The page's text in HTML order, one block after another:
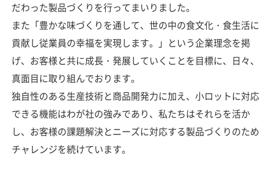
だわった製品づくりを行ってまいりました。
また「豊かな味づくりを通して、世の中の食文化・食生活に
貢献し従業員の幸福を実現します。」という企業理念を掲
げ、お客様と共に成長・発展していくことを目標に、日々、
真面目に取り組んでおります。
独自性のある生産技術と商品開発力に加え、小ロットに対応
できる機能はわが社の強みであり、私たちはそれらを活か
し、お客様の課題解決とニーズに対応する製品づくりのため
チャレンジを続けています。